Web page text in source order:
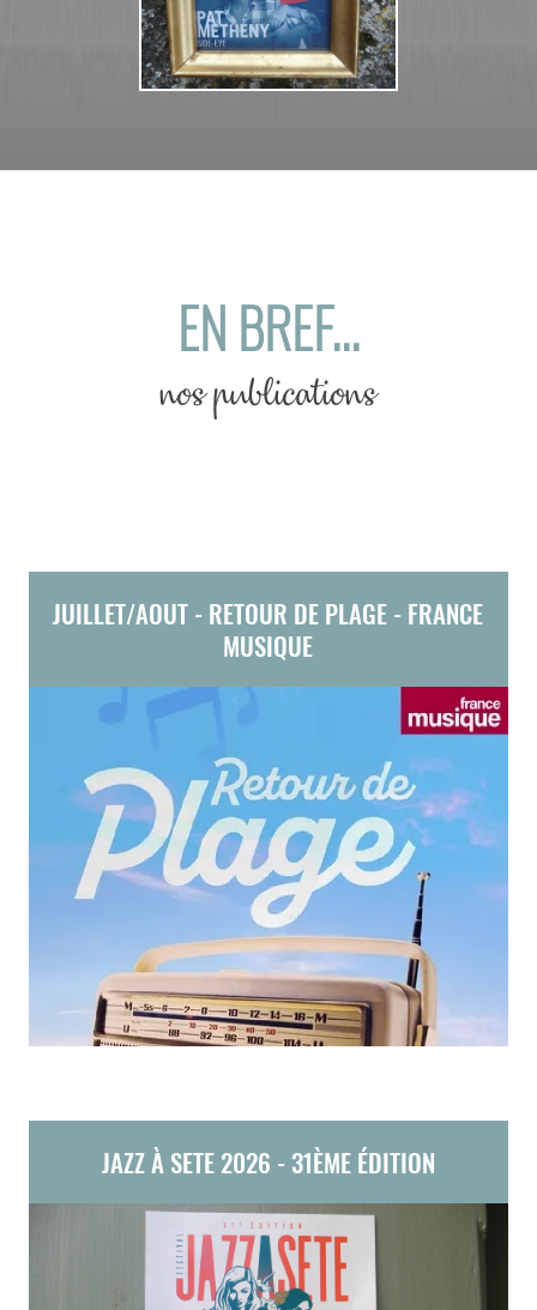
EN BREF...
nos publications
JUILLET/AOUT - RETOUR DE PLAGE - FRANCE
MUSIQUE
JAZZ À SETE 2026 - 31ÈME ÉDITION